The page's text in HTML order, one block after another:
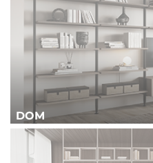
DOM